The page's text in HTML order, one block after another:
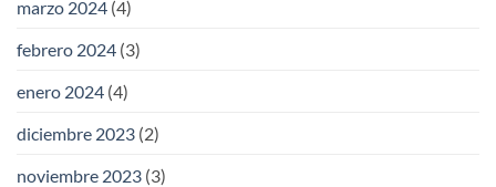
marzo 2024 (4)
febrero 2024 (3)
enero 2024 (4)
diciembre 2023 (2)
noviembre 2023 (3)